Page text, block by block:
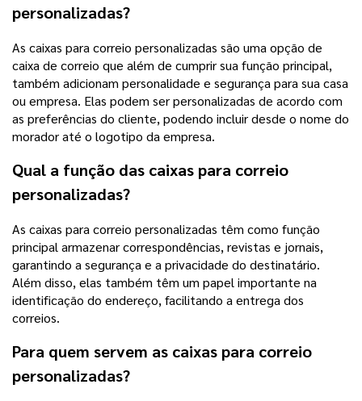
personalizadas?
As caixas para correio personalizadas são uma opção de
caixa de correio que além de cumprir sua função principal,
também adicionam personalidade e segurança para sua casa
ou empresa. Elas podem ser personalizadas de acordo com
as preferências do cliente, podendo incluir desde o nome do
morador até o logotipo da empresa.
Qual a função das caixas para correio
personalizadas?
As caixas para correio personalizadas têm como função
principal armazenar correspondências, revistas e jornais,
garantindo a segurança e a privacidade do destinatário.
Além disso, elas também têm um papel importante na
identificação do endereço, facilitando a entrega dos
correios.
Para quem servem as caixas para correio
personalizadas?